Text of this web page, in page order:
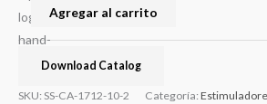
Agregar al carrito
Download Catalog
SKU: SS-CA-1712-10-2 Categoría: